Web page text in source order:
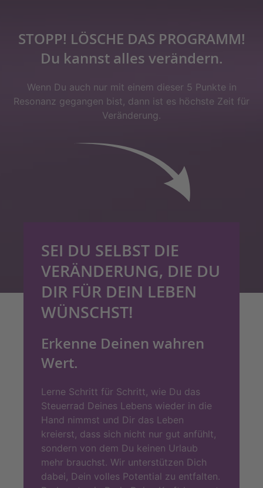
STOPP! LÖSCHE DAS PROGRAMM!
Du kannst alles verändern.
Wenn Du auch nur mit einem dieser 5 Punkte in
Resonanz gegangen bist, dann ist es höchste Zeit für
Veränderung.
SEI DU SELBST DIE
VERÄNDERUNG, DIE DU
DIR FÜR DEIN LEBEN
WÜNSCHST!
Erkenne Deinen wahren
Wert.
Lerne Schritt für Schritt, wie Du das
Steuerrad Deines Lebens wieder in die
Hand nimmst und Dir das Leben
kreierst, dass sich nicht nur gut anfühlt,
sondern von dem Du keinen Urlaub
mehr brauchst. Wir unterstützen Dich
dabei, Dein volles Potential zu entfalten.